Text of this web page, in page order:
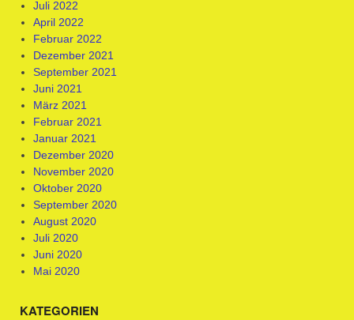
Juli 2022
April 2022
Februar 2022
Dezember 2021
September 2021
Juni 2021
März 2021
Februar 2021
Januar 2021
Dezember 2020
November 2020
Oktober 2020
September 2020
August 2020
Juli 2020
Juni 2020
Mai 2020
KATEGORIEN